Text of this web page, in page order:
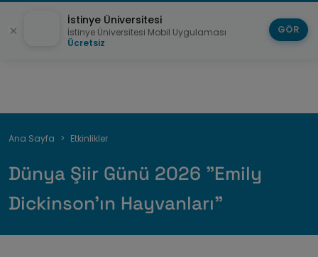
Sayfa
Ana Sayfa Etkinlikler
Dünya Şiir Günü 2026 "Emily
Dickinson'ın Hayvanları"
İstinye Üniversitesi
İstinye Üniversitesi Mobil Uygulaması
Ücretsiz
GÖR